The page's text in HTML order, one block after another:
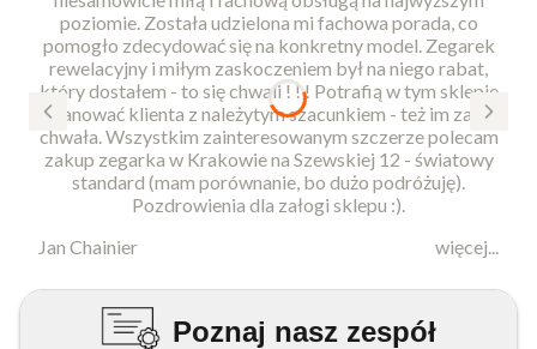
poziomie. Została udzielona mi fachowa porada, co
pomogło zdecydować się na konkretny model. Zegarek
rewelacyjny i miłym zaskoczeniem był na niego rabat,
który dostałem - to się chwali ! ! ! Potrafią w tym sklepie
szanować klienta z należytym szacunkiem - też im za to
chwała. Wszystkim zainteresowanym szczerze polecam
zakup zegarka w Krakowie na Szewskiej 12 - światowy
standard (mam porównanie, bo dużo podróżuję).
Pozdrowienia dla załogi sklepu :).
Jan Chainier
więcej...
Poznaj nasz zespół